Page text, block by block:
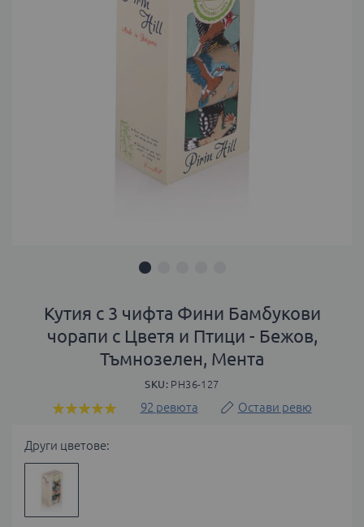
началото
Кутия с 3 чифта Фини Бамбукови
чорапи с Цветя и Птици - Бежов,
Тъмнозелен, Мента
SKU PH36-127
Оценка:
92 ревюта Остави ревю
Други цветове: